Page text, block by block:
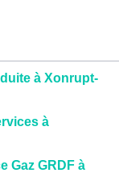
à Xonrupt-
à
Gaz GRDF à